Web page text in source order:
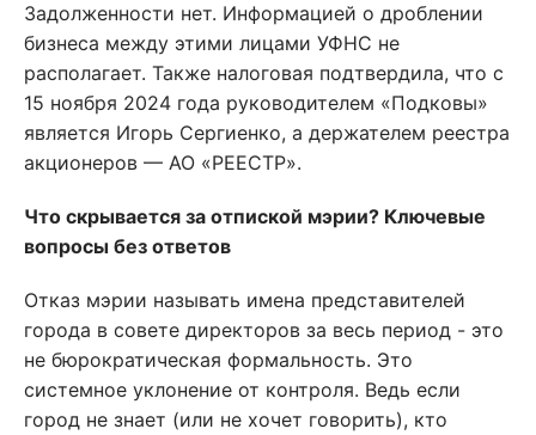
Задолженности нет. Информацией о дроблении
бизнеса между этими лицами УФНС не
располагает. Также налоговая подтвердила, что с
15 ноября 2024 года руководителем «Подковы»
является Игорь Сергиенко, а держателем реестра
акционеров — АО «РЕЕСТР».
Что скрывается за отпиской мэрии? Ключевые
вопросы без ответов
Отказ мэрии называть имена представителей
города в совете директоров за весь период - это
не бюрократическая формальность. Это
системное уклонение от контроля. Ведь если
город не знает (или не хочет говорить), кто